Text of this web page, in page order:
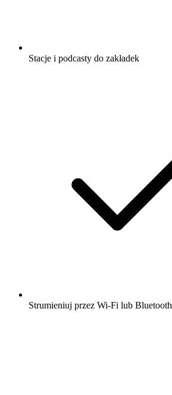
Stacje i podcasty do zakładek
Strumieniuj przez Wi-Fi lub Bluetooth